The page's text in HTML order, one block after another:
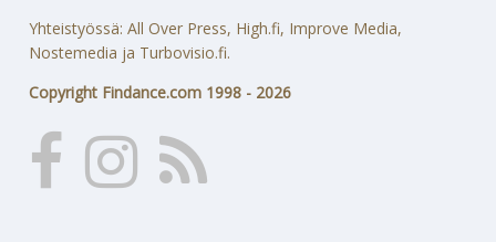
Yhteistyössä: All Over Press, High.fi, Improve Media,
Nostemedia ja Turbovisio.fi.
Copyright Findance.com 1998 - 2026